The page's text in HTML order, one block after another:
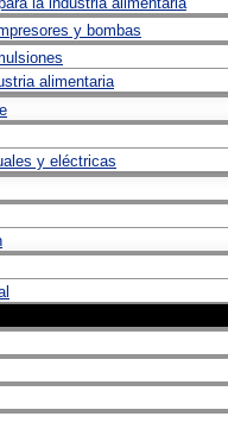
y bombas
alimentaria
y eléctricas